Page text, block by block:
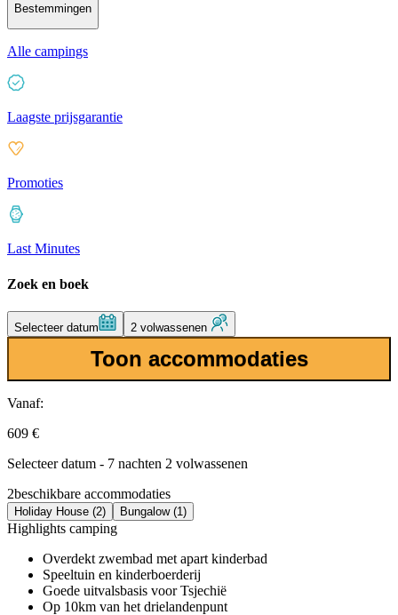
Bestemmingen
Alle campings
Laagste prijsgarantie
Promoties
Last Minutes
Zoek en boek
Selecteer datum 2 volwassenen
Toon accommodaties
Vanaf:
609 €
Selecteer datum - 7 nachten 2 volwassenen
2beschikbare accommodaties
Holiday House (2) Bungalow (1)
Highlights camping
Overdekt zwembad met apart kinderbad
Speeltuin en kinderboerderij
Goede uitvalsbasis voor Tsjechië
Op 10km van het drielandenpunt